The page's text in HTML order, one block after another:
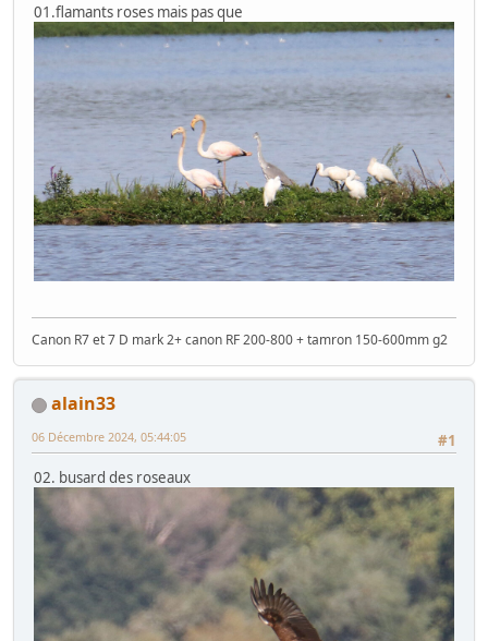
01.flamants roses mais pas que
Canon R7 et 7 D mark 2+ canon RF 200-800 + tamron 150-600mm g2
alain33
#1
06 Décembre 2024, 05:44:05
02. busard des roseaux